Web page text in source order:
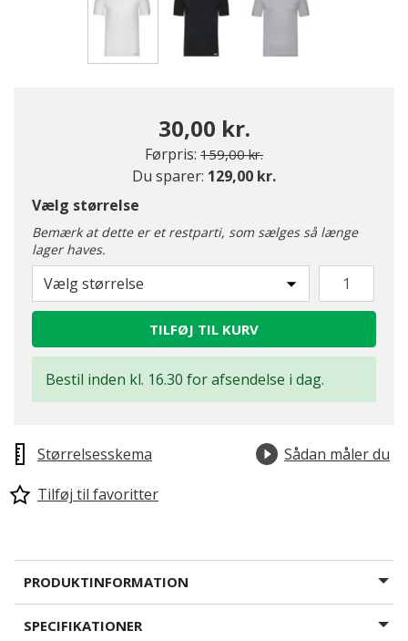
30,00 kr.
Førpris: Pris nedsat fra
159,00 kr.til
Du sparer: 129,00 kr.
Vælg størrelse
Bemærk at dette er et restparti, som sælges så længe
lager haves.
Vælg størrelse
TILFØJ TIL KURV
Bestil inden kl. 16.30 for afsendelse i dag.
Størrelsesskema
Sådan måler du
Tilføj til favoritter
PRODUKTINFORMATION
SPECIFIKATIONER